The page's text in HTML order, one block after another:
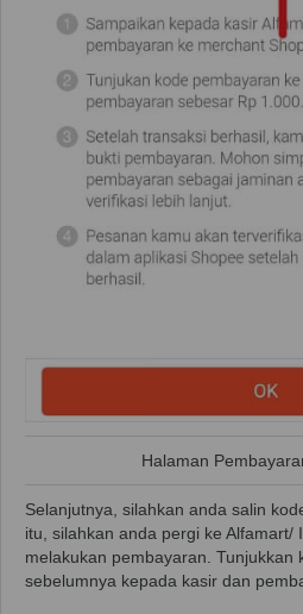
Halaman
Selanjutnya, silahkan anda salin
itu, silahkan anda pergi ke Alfamart/
melakukan pembayaran. Tunjukkan
sebelumnya kepada kasir dan